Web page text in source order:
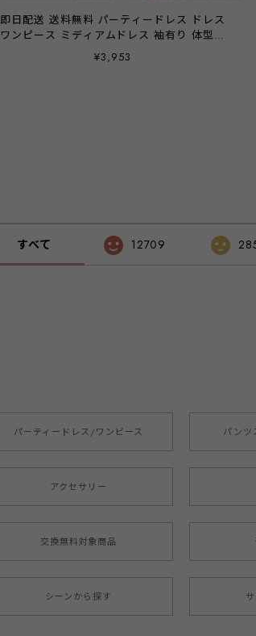
即日配送 送料無料 パーティードレス ドレス
ワンピース ミディアムドレス 袖有り 体型カ
バー 膝丈 お呼ばれドレス 結婚式 二次会 入
学式 入園式 卒園式 卒業式 パーティ パーテ
¥3,953
すべて 12709
パーティードレス/ワンピース パンツ
アクセサリー
交換無料対象商品
シーンから探す